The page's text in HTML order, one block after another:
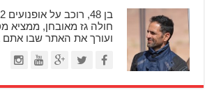
חולה גז מאובחן, ממציא
ועורך את האתר שבו אתם